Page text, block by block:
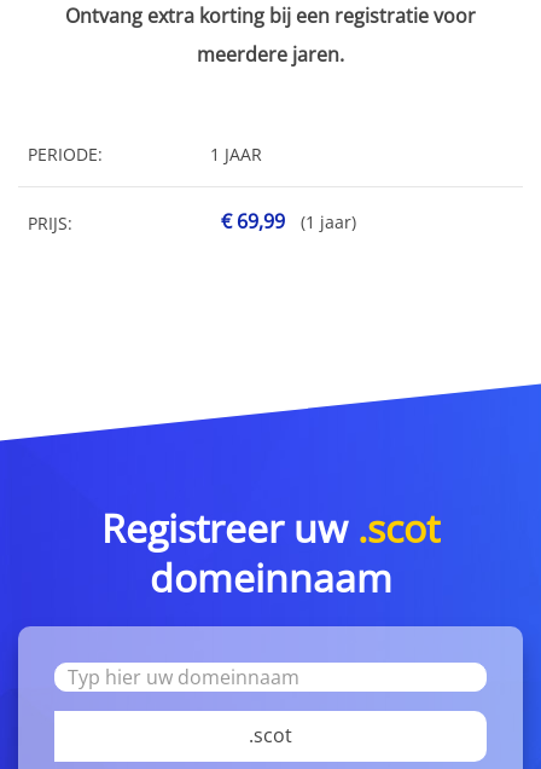
Ontvang extra korting bij een registratie voor
meerdere jaren.
PERIODE: 1 JAAR
PRIJS: € 69,99 (1 jaar)
Registreer uw .scot
domeinnaam
.scot